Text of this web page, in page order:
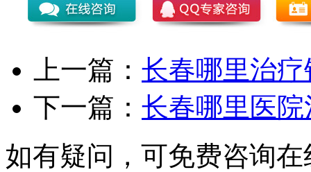
上一篇： 长春哪里治
下一篇： 长春哪里医
如有疑问，可免费咨询